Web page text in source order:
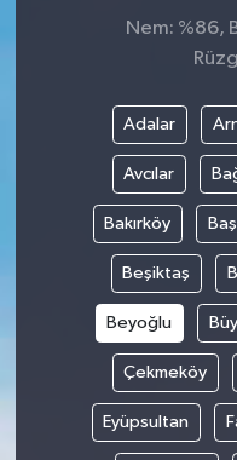
Nem: %86,
Adalar
Avcılar
Bakırköy
Beşiktaş
Beyoğlu
Çekmeköy
Eyüpsultan